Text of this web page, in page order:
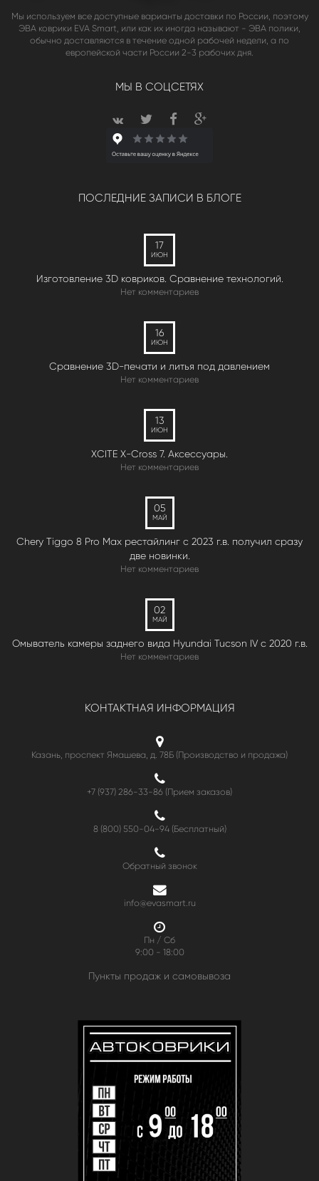
Мы используем все доступные варианты доставки по России, поэтому
ЭВА коврики EVA Smart, или как их иногда называют - ЭВА полики,
обычно доставляются в течение одной рабочей недели, а по
европейской части России 2-3 рабочих дня.
МЫ В СОЦСЕТЯХ
ПОСЛЕДНИЕ ЗАПИСИ В БЛОГЕ
17
ИЮН
Изготовление 3D ковриков. Сравнение технологий.
Нет комментариев
16
ИЮН
Сравнение 3D-печати и литья под давлением
Нет комментариев
13
ИЮН
XCITE X-Cross 7. Аксессуары.
Нет комментариев
05
МАЙ
Chery Tiggo 8 Pro Max рестайлинг с 2023 г.в. получил сразу
две новинки.
Нет комментариев
02
МАЙ
Омыватель камеры заднего вида Hyundai Tucson IV c 2020 г.в.
Нет комментариев
КОНТАКТНАЯ ИНФОРМАЦИЯ
Казань, проспект Ямашева, д. 78Б (Производство и продажа)
+7 (937) 286-33-86 (Прием заказов)
8 (800) 550-04-94(Бесплатный)
Обратный звонок
info@evasmart.ru
Пн / Сб
9:00 - 18:00
Пункты продаж и самовывоза